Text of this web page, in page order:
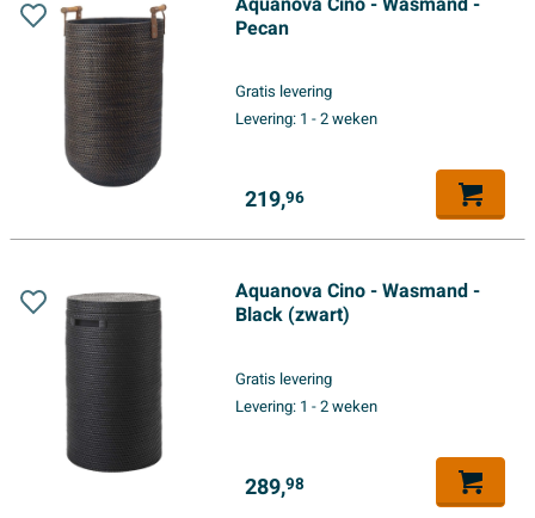
Pecan
Gratis levering
Levering: 1 - 2 weken
219,96
Aquanova Cino - Wasmand -
Black (zwart)
Gratis levering
Levering: 1 - 2 weken
289,98